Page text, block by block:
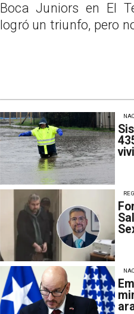
Boca Juniors en El
logró un triunfo, pero